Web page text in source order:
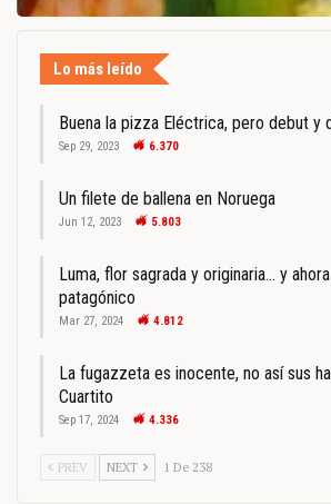
Lo más leído
Buena la pizza Eléctrica, pero debut y
Sep 29, 2023 6.370
Un filete de ballena en Noruega
Jun 12, 2023 5.803
Luma, flor sagrada y originaria… y
patagónico
Mar 27, 2024 4.812
La fugazzeta es inocente, no así sus
Cuartito
Sep 17, 2024 4.336
PREV NEXT 1 De 238